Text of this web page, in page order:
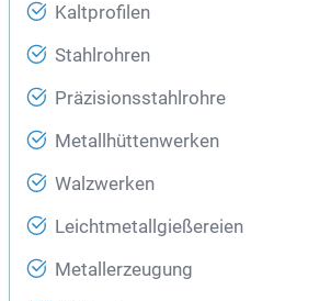
Kaltprofilen
Stahlrohren
Präzisionsstahlrohre
Metallhüttenwerken
Walzwerken
Leichtmetallgießereien
Metallerzeugung